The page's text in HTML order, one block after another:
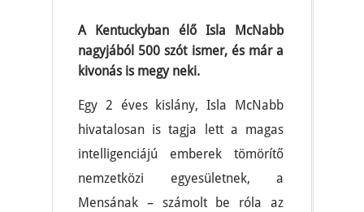
A Kentuckyban élő Isla McNabb
nagyjából 500 szót ismer, és már a
kivonás is megy neki.
Egy 2 éves kislány, Isla McNabb
hivatalosan is tagja lett a magas
intelligenciájú emberek tömörítő
nemzetközi egyesületnek, a
Mensának – számolt be róla az